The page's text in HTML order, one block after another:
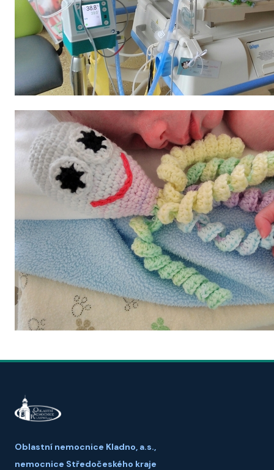
Oblastní nemocnice Kladno, a.s.,
nemocnice Středočeského kraje